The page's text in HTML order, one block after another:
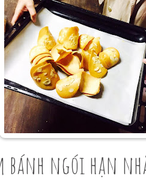
bánh ngói hạn